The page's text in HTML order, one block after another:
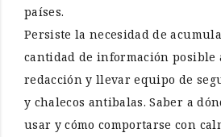
países.
Persiste la necesidad de
cantidad de información posible
redacción y llevar equipo de
y chalecos antibalas. Saber a
usar y cómo comportarse con